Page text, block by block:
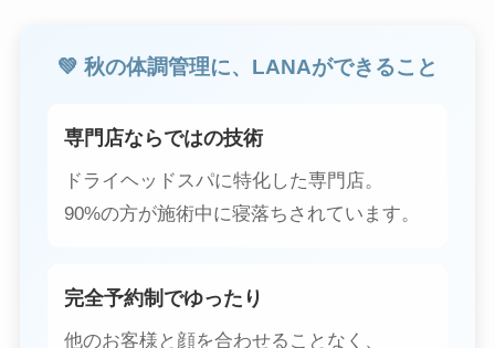
💚 秋の体調管理に、LANAができること
専門店ならではの技術
ドライヘッドスパに特化した専門店。
90%の方が施術中に寝落ちされています。
完全予約制でゆったり
他のお客様と顔を合わせることなく、